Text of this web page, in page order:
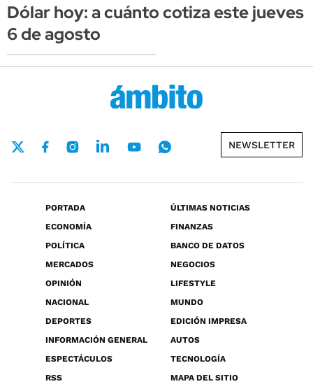
Dólar hoy: a cuánto cotiza este jueves
6 de agosto
NEWSLETTER
PORTADA
ÚLTIMAS NOTICIAS
ECONOMÍA
FINANZAS
POLÍTICA
BANCO DE DATOS
MERCADOS
NEGOCIOS
OPINIÓN
LIFESTYLE
NACIONAL
MUNDO
DEPORTES
EDICIÓN IMPRESA
INFORMACIÓN GENERAL
AUTOS
ESPECTÁCULOS
TECNOLOGÍA
RSS
MAPA DEL SITIO